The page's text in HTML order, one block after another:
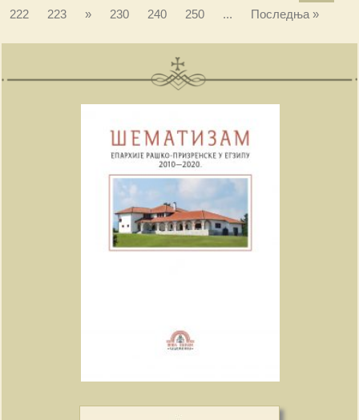
222 223 » 230 240 250 ... Последња »